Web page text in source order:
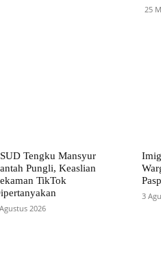
25
Tengku Mansyur
Pungli, Keaslian
TikTok
2026
3